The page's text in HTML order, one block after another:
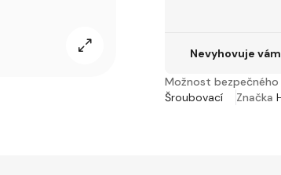
Nevyhovuje
Možnost
Šroubovací
Značka